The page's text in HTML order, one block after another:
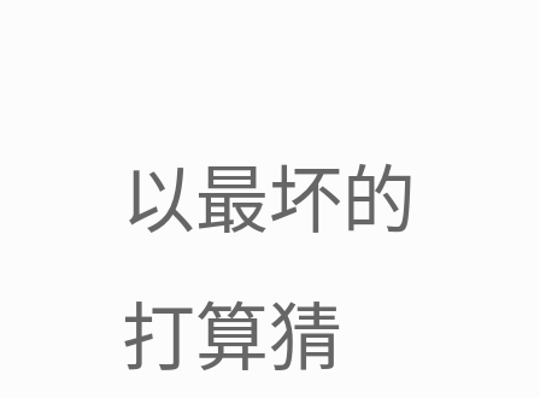
以最坏的
打算猜